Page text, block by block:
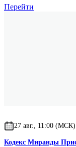
Перейти
27 авг., 11:00 (МСК)
Кодекс Миранды